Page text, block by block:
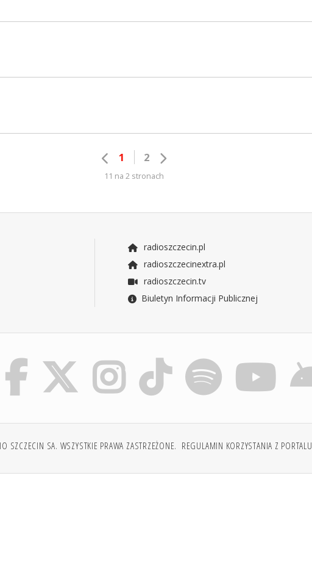
1 2
11 na 2 stronach
radioszczecin.pl
radioszczecinextra.pl
radioszczecin.tv
Biuletyn Informacji Publicznej
SZCZECIN SA. WSZYSTKIE PRAWA ZASTRZEŻONE. REGULAMIN KORZYSTANIA Z PORTALU